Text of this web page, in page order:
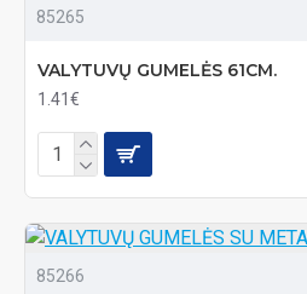
85265
VALYTUVŲ GUMELĖS 61CM.
1.41€
85266